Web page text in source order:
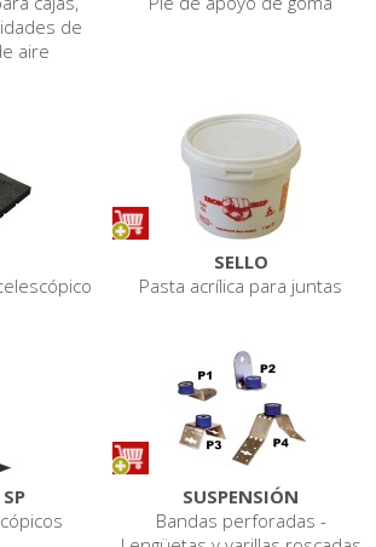
de
aire
SELLO
Pasta acrílica para juntas
SUSPENSIÓN
Bandas perforadas -